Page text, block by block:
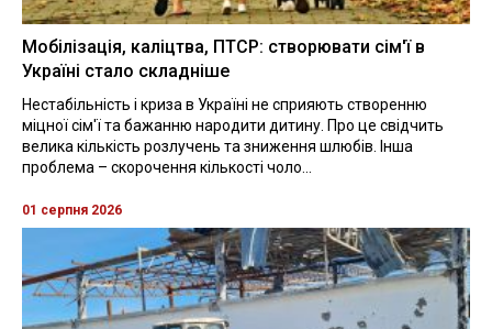
Мобілізація, каліцтва, ПТСР: створювати сім'ї в
Україні стало складніше
Нестабільність і криза в Україні не сприяють створенню
міцної сім'ї та бажанню народити дитину. Про це свідчить
велика кількість розлучень та зниження шлюбів. Інша
проблема – скорочення кількості чоло...
01 серпня 2026